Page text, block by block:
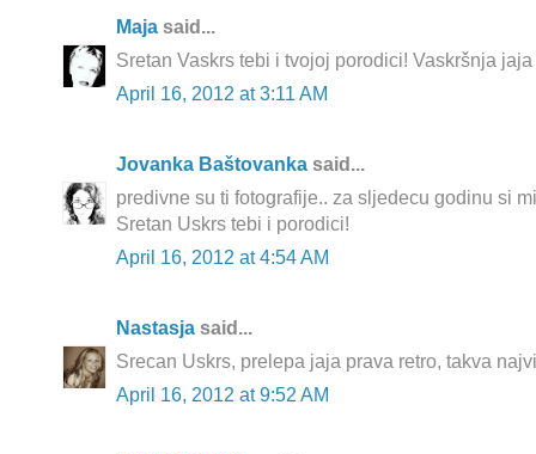
Maja said...
Sretan Vaskrs tebi i tvojoj porodici! Vaskršnja
April 16, 2012 at 3:11 AM
Jovanka Baštovanka said...
predivne su ti fotografije.. za sljedecu godinu si
Sretan Uskrs tebi i porodici!
April 16, 2012 at 4:54 AM
Nastasja said...
Srecan Uskrs, prelepa jaja prava retro, takva
April 16, 2012 at 9:52 AM